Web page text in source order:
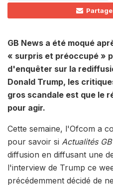
GB News a été moqué
« surpris et préoccupé »
d'enquêter sur la
Donald Trump, les
gros scandale est que le
pour agir.
Cette semaine, l'Ofcom a
pour savoir si Actualités GB
diffusion en diffusant une
l'interview de Trump ce
précédemment décidé de